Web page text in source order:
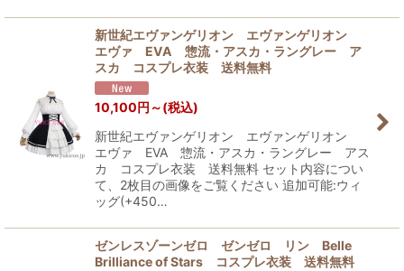
新世紀エヴァンゲリオン エヴァンゲリオン
エヴァ EVA 惣流・アスカ・ラングレー ア
スカ コスプレ衣装 送料無料
10,100円 ～(税込)
新世紀エヴァンゲリオン エヴァンゲリオン
エヴァ EVA 惣流・アスカ・ラングレー アス
カ コスプレ衣装 送料無料 セット内容につい
て、2枚目の画像をご覧ください 追加可能:ウィ
ッグ(+450…
ゼンレスゾーンゼロ ゼンゼロ リン Belle
Brilliance of Stars コスプレ衣装 送料無料